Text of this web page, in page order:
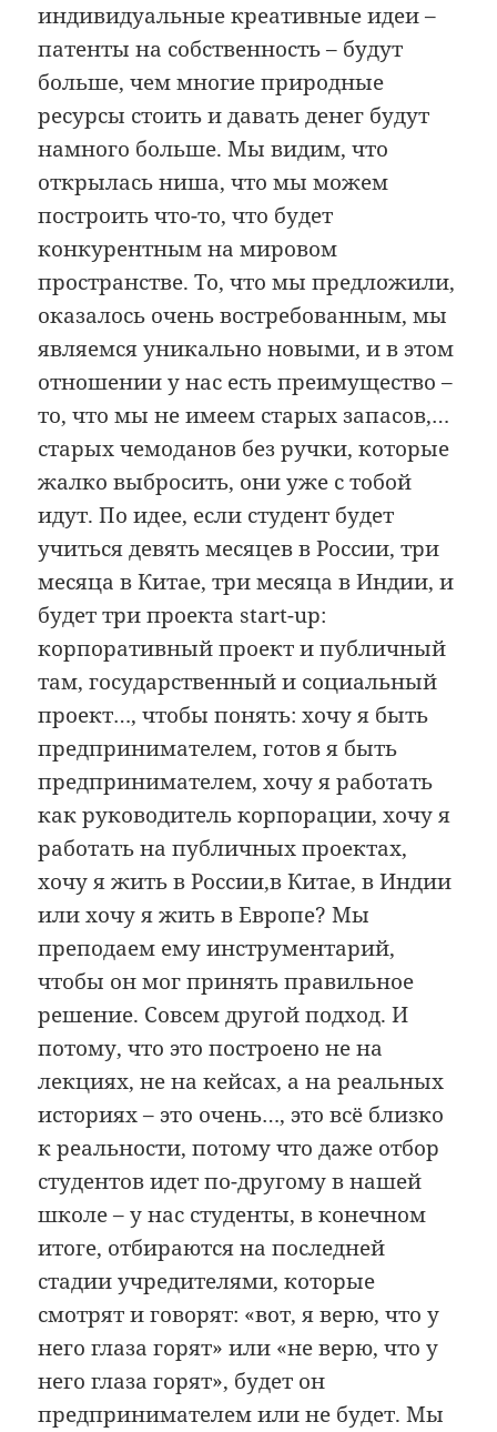
индивидуальные креативные идеи –
патенты на собственность – будут
больше, чем многие природные
ресурсы стоить и давать денег будут
намного больше. Мы видим, что
открылась ниша, что мы можем
построить что-то, что будет
конкурентным на мировом
пространстве. То, что мы предложили,
оказалось очень востребованным, мы
являемся уникально новыми, и в этом
отношении у нас есть преимущество –
то, что мы не имеем старых запасов,…
старых чемоданов без ручки, которые
жалко выбросить, они уже с тобой
идут. По идее, если студент будет
учиться девять месяцев в России, три
месяца в Китае, три месяца в Индии, и
будет три проекта start-up:
корпоративный проект и публичный
там, государственный и социальный
проект…, чтобы понять: хочу я быть
предпринимателем, готов я быть
предпринимателем, хочу я работать
как руководитель корпорации, хочу я
работать на публичных проектах,
хочу я жить в России,в Китае, в Индии
или хочу я жить в Европе? Мы
преподаем ему инструментарий,
чтобы он мог принять правильное
решение. Совсем другой подход. И
потому, что это построено не на
лекциях, не на кейсах, а на реальных
историях – это очень…, это всё близко
к реальности, потому что даже отбор
студентов идет по-другому в нашей
школе – у нас студенты, в конечном
итоге, отбираются на последней
стадии учредителями, которые
смотрят и говорят: «вот, я верю, что у
него глаза горят» или «не верю, что у
него глаза горят», будет он
предпринимателем или не будет. Мы